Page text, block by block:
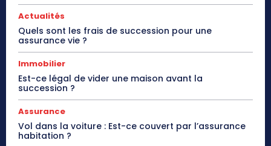
Actualités
Quels sont les frais de succession pour une
assurance vie ?
Immobilier
Est-ce légal de vider une maison avant la
succession ?
Assurance
Vol dans la voiture : Est-ce couvert par l’assurance
habitation ?